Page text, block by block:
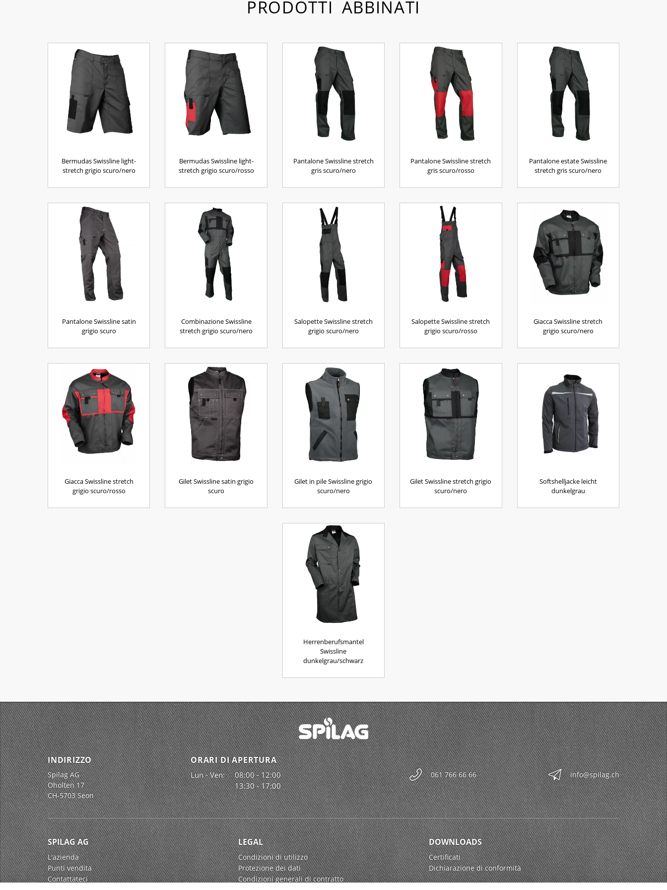
PRODOTTI ABBINATI
Bermudas Swissline light-
stretch grigio scuro/nero
Bermudas Swissline light-
stretch grigio scuro/rosso
Pantalone Swissline stretch
gris scuro/nero
Pantalone Swissline stretch
gris scuro/rosso
Pantalone estate Swissline
stretch gris scuro/nero
Pantalone Swissline satin
grigio scuro
Combinazione Swissline
stretch grigio scuro/nero
Salopette Swissline stretch
grigio scuro/nero
Salopette Swissline stretch
grigio scuro/rosso
Giacca Swissline stretch
grigio scuro/nero
Giacca Swissline stretch
grigio scuro/rosso
Gilet Swissline satin grigio
scuro
Gilet in pile Swissline grigio
scuro/nero
Gilet Swissline stretch grigio
scuro/nero
Softshelljacke leicht
dunkelgrau
Herrenberufsmantel
Swissline
dunkelgrau/schwarz
INDIRIZZO
Spilag AG
Oholten 17
CH-5703 Seon
ORARI DI APERTURA
Lun - Ven:
08:00 - 12:00
13:30 - 17:00
061 766 66 66 info@spilag.ch
SPILAG AG
L'azienda
Punti vendita
Contattateci
LEGAL
Condizioni di utilizzo
Protezione dei dati
Condizioni generali di contratto
DOWNLOADS
Certificati
Dichiarazione di conformità